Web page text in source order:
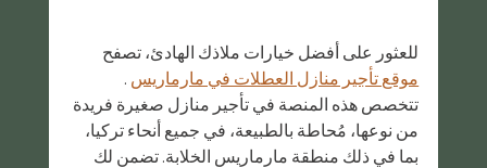
للعثور على أفضل خيارات ملاذك الهادئ، تصفح
موقع تأجير منازل العطلات في مارماريس .
تتخصص هذه المنصة في تأجير منازل صغيرة فريدة
من نوعها، مُحاطة بالطبيعة، في جميع أنحاء تركيا،
بما في ذلك منطقة مارماريس الخلابة. تضمن لك